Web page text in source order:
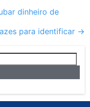
dinheiro de
para identificar →